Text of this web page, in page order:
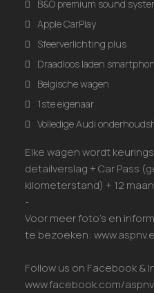
B&O premium sound
Apple CarPlay
Sfeerverlichting plus
Draadloos laden
Belgische wagen
1ste eigenaar
Volledige Audi
Elke wagen wordt
detailverslag + Car Pass
kilometerstand) + 12
-
Voor meer foto's en
te bezoeken:
Follow us on Facebook &
www.facebook.com/